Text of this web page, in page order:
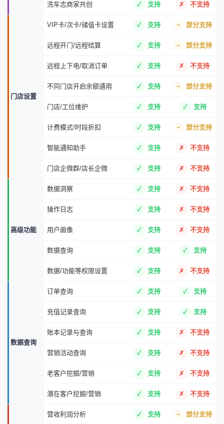
洗车志商家共创 支持 不支持
门店设置
VIP卡/次卡/储值卡设置 支持 部分支持
远程开门/远程结算 支持 部分支持
远程上下电/取消订单 支持 不支持
不同门店开启余额通用 支持 部分支持
门店/工位维护 支持 支持
计费模式/时段折扣 支持 部分支持
智能通知助手 支持 不支持
门店企微群/店长企微 支持 不支持
高级功能
数据洞察 支持 不支持
操作日志 支持 不支持
用户画像 支持 不支持
数据查询 支持 支持
数据/功能等权限设置 支持 不支持
数据查询
订单查询 支持 支持
充值记录查询 支持 支持
账本记录与查询 支持 不支持
营销活动查询 支持 不支持
老客户挖掘/营销 支持 不支持
潜在客户挖掘/营销 支持 不支持
营收利润分析 支持 部分支持